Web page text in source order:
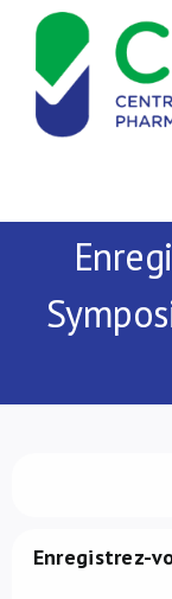
Passer
contenu
Actualités
Publications
Formations
À propos de nous
Enregistrez-